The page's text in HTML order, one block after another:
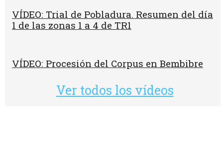
VÍDEO: Trial de Pobladura. Resumen del día
1 de las zonas 1 a 4 de TR1
VÍDEO: Procesión del Corpus en Bembibre
Ver todos los vídeos